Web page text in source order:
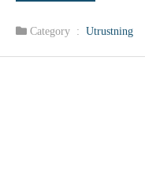
Category : Utrustning